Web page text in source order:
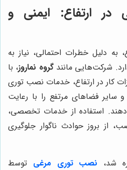
ارتفاع: ایمنی و
دلیل خطرات احتمالی، نیاز به
شرکت‌هایی مانندگروه نماروز، با
کار در ارتفاع، خدمات نصب توری
سایر فضاهای مرتفع را با رعایت
استفاده از خدمات تخصصی،
از بروز حوادث ناگوار جلوگیری
شد، نصب توری مرغی توسط